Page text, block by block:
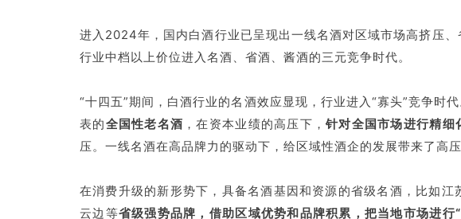
进入2024年，国内白酒行业已呈现出一线名酒对区域市场高挤压
行业中档以上价位进入名酒、省酒、酱酒的三元竞争时代。
“十四五”期间，白酒行业的名酒效应显现，行业进入“寡头”竞争时
表的全国性老名酒 ，在资本业绩的高压下，针对全国市场进行精细
压。一线名酒在高品牌力的驱动下，给区域性酒企的发展带来了高压
在消费升级的新形势下，具备名酒基因和资源的省级名酒，比如
云边等省级强势品牌，借助区域优势和品牌积累，把当地市场进行